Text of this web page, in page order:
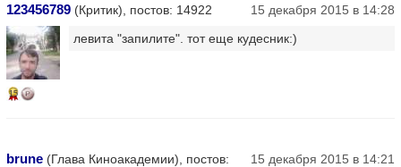
123456789 (Критик), постов: 14922 15 декабря 2015 в 14:28
15
левита "запилите". тот еще кудесник:)
brune (Глава Киноакадемии), постов:
15 декабря 2015 в 14:21